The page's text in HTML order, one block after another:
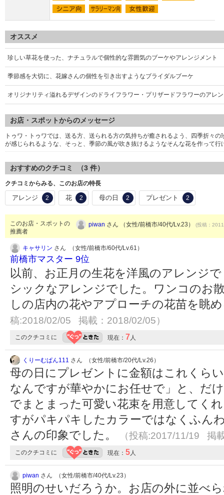
オススメ
珍しい草花を使った、ナチュラルで個性的な雰囲気のブーケやアレンジメント
季節感を大切に、花嫁さんの個性を引き出すようなブライダルブーケ
オリジナリティ溢れるデザインのドライフラワー・プリザードフラワーのアレ
お店・スポットからのメッセージ
トゥワ・トゥワでは、送る方、送られる方の気持ちが癒されるよう、四季折々
が感じられるような、そっと、季節の風が吹き抜けるようなそんな花を作って
おすすめのクチコミ （3 件）
クチコミからみる、このお店の特長
アレンジ 2 花 2 母の日 2 プレゼント 2
このお店・スポットの
推薦者
piwan さん （女性/前橋市/40代/Lv.23） (投稿：
キャサリン さん （女性/前橋市/60代/Lv.61）
前橋市マスター 9位
以前、お正月の生花を洋風のアレンジ
シックなアレンジでした。ワンコのお
しの店内の花やアプローチの花苗を眺
稿:2018/02/05 掲載：2018/02/05）
このクチコミに 現在： 7 人
くりーむぱん111 さん （女性/前橋市/20代/Lv.26）
母の日にプレゼントに金額はこれくら
なんですが華やかにお任せで」と、だ
でまとまった可愛い花束を用意してく
すがパキパキしたカラーではなくふん
さんの印象でした。
（投稿:2017/11/19 掲
このクチコミに 現在： 5 人
piwan さん （女性/前橋市/40代/Lv.23）
照明のせいだろうか。お店の外に並べ